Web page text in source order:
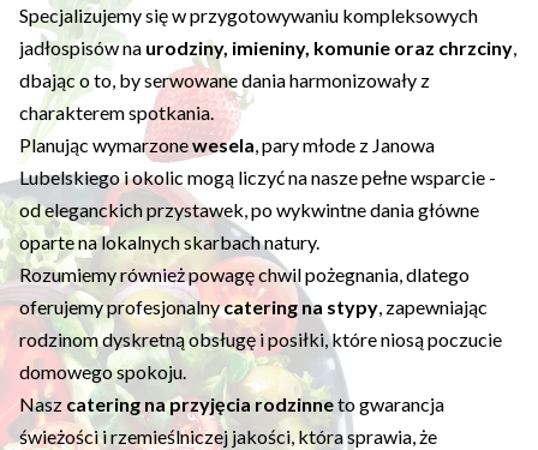
Specjalizujemy się w przygotowywaniu kompleksowych
jadłospisów na urodziny, imieniny, komunie oraz chrzciny,
dbając o to, by serwowane dania harmonizowały z
charakterem spotkania.
Planując wymarzonewesela, pary młode z Janowa
Lubelskiego i okolic mogą liczyć na nasze pełne wsparcie -
od eleganckich przystawek, po wykwintne dania główne
oparte na lokalnych skarbach natury.
Rozumiemy również powagę chwil pożegnania, dlatego
oferujemy profesjonalnycatering na stypy, zapewniając
rodzinom dyskretną obsługę i posiłki, które niosą poczucie
domowego spokoju.
Nasz catering na przyjęcia rodzinneto gwarancja
świeżości i rzemieślniczej jakości, która sprawia, że